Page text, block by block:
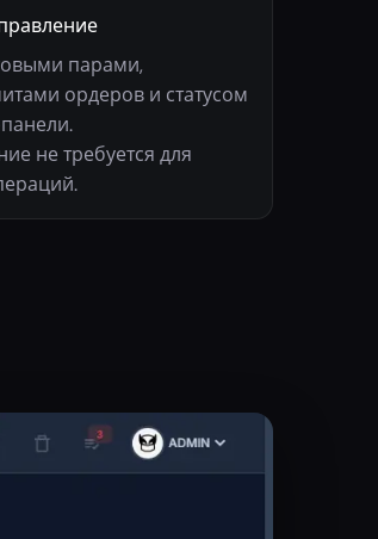
парами,
ордеров и статусом
не требуется для